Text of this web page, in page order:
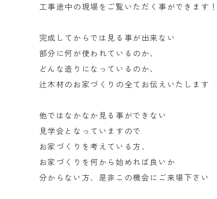
工事途中の現場をご覧いただく事ができます
完成してからでは見る事が出来ない
部分に何が使われているのか、
どんな造りになっているのか、
辻木材のお家づくりの全てお伝えいたします
他ではなかなか見る事ができない
見学会となっていますので
お家づくりを考えている方、
お家づくりを何から始めれば良いか
分からない方、是非この機会にご来場下さい